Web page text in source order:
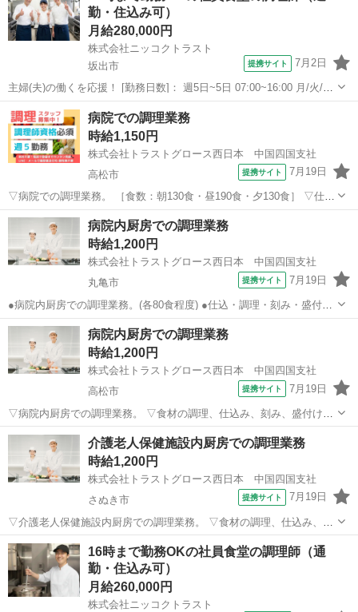
勤・住込み可）
月給280,000円
株式会社ニッコクトラスト
坂出市
提携サイト 7月2日
主婦(夫)の働くを応援！ [勤務日数]： 週5日~5日 07:00~16:00 月/火/水/
木/金/土/日 などから選べます [勤務地・最寄駅]： 香川県坂出市番の州
町22 ライオンケミカル 坂出工場 【株式会社ニ...
香川 坂出市 キッチン
病院での調理業務
時給1,150円
株式会社トラストグロース西日本 中国四国支社
高松市
提携サイト 7月19日
▽病院での調理業務。 ［食数：朝130食・昼190食・夕130食］ ▽仕込
み、調理、盛り付け、洗浄 等。 ※栄養士も調理業務あり。 ▽制服：
貸与あり。 ●先輩社員が丁寧に教えます！ ●喫煙所有り。 【必須資
格】 ◇調理...
香川 高松市 キッチン
病院内厨房での調理業務
時給1,200円
株式会社トラストグロース西日本 中国四国支社
丸亀市
提携サイト 7月19日
●病院内厨房での調理業務。(各80食程度) ●仕込・調理・刻み・盛付
け・配膳・洗浄・清掃 等。 ●制服：貸与あり。 ※採用後、入職前に
健康診断・検便の提出必須。 ▽食事：360円/日。 ▽屋外喫煙所有り。
▽20代-60代...
香川 丸亀市 キッチン
病院内厨房での調理業務
時給1,200円
株式会社トラストグロース西日本 中国四国支社
高松市
提携サイト 7月19日
▽病院内厨房での調理業務。 ▽食材の調理、仕込み、刻み、盛付け、
配膳・下膳、食器洗浄 等。 ▽制服：貸与あり。 ※採用後、入職前に
健康診断・検便の提出必須。 ●20代-60代職員活躍中。 【必須資格・条
香川 高松市 キッチン
介護老人保健施設内厨房での調理業務
時給1,200円
株式会社トラストグロース西日本 中国四国支社
さぬき市
提携サイト 7月19日
▽介護老人保健施設内厨房での調理業務。 ▽食材の調理、仕込み、刻
み、盛付け、配膳・下膳、食器洗浄 等。 ▽制服：貸与あり。 ※採用
後、入職前に健康診断・検便の提出必須。 ●屋外喫煙所有り。 ●20
代-50代職員活躍中。 ...
香川 さぬき市 キッチン
16時まで勤務OKの社員食堂の調理師（通
勤・住込み可）
月給260,000円
株式会社ニッコクトラスト